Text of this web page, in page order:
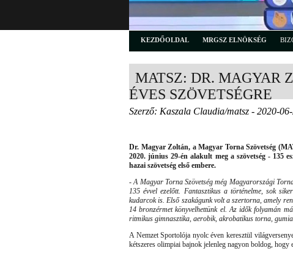
KEZDŐOLDAL MRGSZ ELNÖKSÉG
MATSZ: DR. MAGYAR
ÉVES SZÖVETSÉGRE
Szerző: Kaszala Claudia/matsz - 2020-
Dr. Magyar Zoltán, a Magyar Torna Szövetség
2020. június 29-én alakult meg a szövetség - 135
hazai szövetség első embere.
- A Magyar Torna Szövetség még Magyarországi
135 évvel ezelőtt. Fantasztikus a történelme, sok
kudarcok is. Első szakágunk volt a szertorna, amely
14 bronzérmet könyvelhettünk el. Az idők folyamán
ritmikus gimnasztika, aerobik, akrobatikus torna,
A Nemzet Sportolója nyolc éven keresztül
kétszeres olimpiai bajnok jelenleg nagyon boldog, hogy